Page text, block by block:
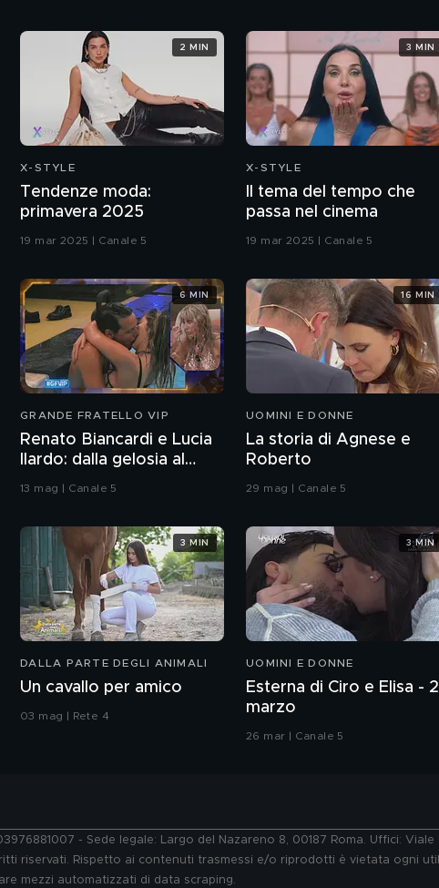
X-STYLE
Tendenze moda:
primavera 2025
19 mar 2025 | Canale 5
2 MIN
X-STYLE
Il tema del tempo che
passa nel cinema
19 mar 2025 | Canale 5
3 MIN
GRANDE FRATELLO VIP
Renato Biancardi e Lucia
Ilardo: dalla gelosia al
13 mag | Canale 5
6 MIN
UOMINI E DONNE
La storia di Agnese e
Roberto
29 mag | Canale 5
16 MIN
DALLA PARTE DEGLI ANIMALI
Un cavallo per amico
03 mag | Rete 4
3 MIN
UOMINI E DONNE
Esterna di Ciro e Elisa -
marzo
26 mar | Canale 5
3 MIN
- Sede legale: Largo del Nazareno 8, 00187 Roma. Uffici:
riservati. Rispetto ai contenuti trasmessi e/o riprodotti è vietata ogni
mezzi automatizzati di data scraping.